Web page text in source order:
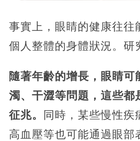
事實上，眼睛的健康往往
個人整體的身體狀況。研
隨著年齡的增長，眼睛可
濁、干澀等問題，這些都
征兆。
同時，某些慢性疾
高血壓等也可能通過眼部